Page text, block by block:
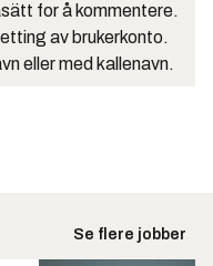
for å kommentere.
av brukerkonto.
eller med kallenavn.
Se flere jobber